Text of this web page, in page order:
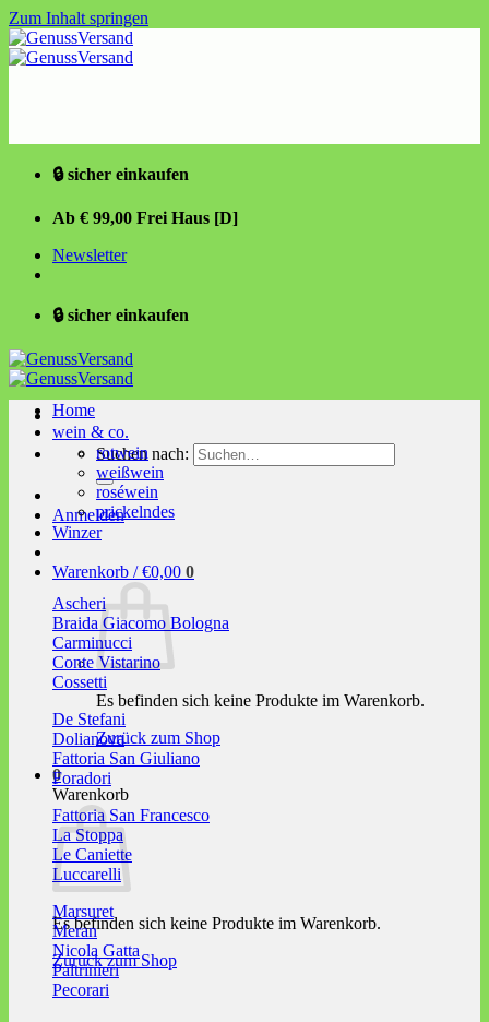
Zum Inhalt springen
🔒 sicher einkaufen
Ab € 99,00 Frei Haus [D]
Newsletter
🔒 sicher einkaufen
Suchen nach:
Anmelden
Warenkorb /€0,00 0
Es befinden sich keine Produkte im Warenkorb.
Zurück zum Shop
0
Warenkorb
Es befinden sich keine Produkte im Warenkorb.
Zurück zum Shop
Home
wein & co.
rotwein
weißwein
roséwein
prickelndes
Winzer
Ascheri
Braida Giacomo Bologna
Carminucci
Conte Vistarino
Cossetti
De Stefani
Dolianova
Fattoria San Giuliano
Foradori
Fattoria San Francesco
La Stoppa
Le Caniette
Luccarelli
Marsuret
Meran
Nicola Gatta
Paltrinieri
Pecorari